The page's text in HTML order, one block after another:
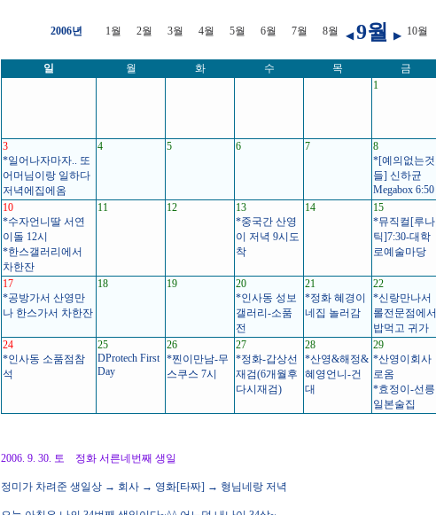
2006년 1월 2월 3월 4월 5월 6월 7월 8월 ◀9월 ▶ 10월
일 월 화 수 목 금
1
3
*일어나자마자.. 또
어머님이랑 일하다
저녁에집에옴
4 5 6 7
8
*[예의없는것
들] 신하균
Megabox 6:50
10
*수자언니딸 서연
이돌 12시
*한스갤러리에서
차한잔
11 12
13
*중국간 산영
이 저녁 9시도
착
14
15
*뮤직컬[루나
틱]7:30-대학
로예술마당
17
*공방가서 산영만
나 한스가서 차한잔
18 19
20
*인사동 성보
갤러리-소품
전
21
*정화 혜경이
네집 놀러감
22
*신랑만나서
롤전문점에서
밥먹고 귀가
24
*인사동 소품점참
석
25
DProtech First
Day
26
*찐이만남-무
스쿠스 7시
27
*정화-갑상선
재검(6개월후
다시재검)
28
*산영&해정&
혜영언니-건
대
29
*산영이회사
로옴
*효정이-선릉
일본술집
2006. 9. 30. 토 정화 서른네번째 생일
정미가 차려준 생일상 → 회사 → 영화[타짜] → 형님네랑 저녁